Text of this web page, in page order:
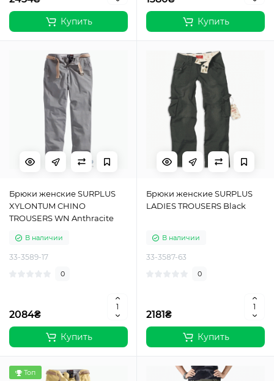
Купить Купить
Брюки женские SURPLUS
XYLONTUM CHINO
TROUSERS WN Anthracite
В наличии
33-3589-17
0
2084₴
Купить
Брюки женские SURPLUS
LADIES TROUSERS Black
В наличии
33-3587-63
0
2181₴
Купить
Топ